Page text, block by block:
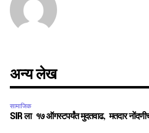
अन्य लेख
सामाजिक
SIR ला १७ ऑगस्टपर्यंत मुदतवाढ, मतदार